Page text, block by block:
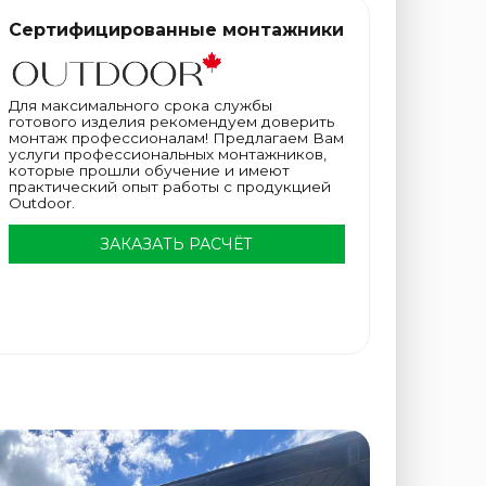
Сертифицированные монтажники
Для максимального срока службы
готового изделия рекомендуем доверить
монтаж профессионалам! Предлагаем Вам
услуги профессиональных монтажников,
которые прошли обучение и имеют
практический опыт работы с продукцией
Outdoor.
ЗАКАЗАТЬ РАСЧЁТ